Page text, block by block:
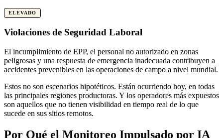
ELEVADO
Violaciones de Seguridad Laboral
El incumplimiento de EPP, el personal no autorizado en zonas
peligrosas y una respuesta de emergencia inadecuada contribuyen a
accidentes prevenibles en las operaciones de campo a nivel mundial.
Estos no son escenarios hipotéticos. Están ocurriendo hoy, en todas
las principales regiones productoras. Y los operadores más expuestos
son aquellos que no tienen visibilidad en tiempo real de lo que
sucede en sus sitios remotos.
Por Qué el Monitoreo Impulsado por IA